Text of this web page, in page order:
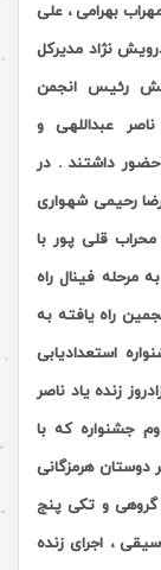
بهرامی ، علی
نژاد مدیرکل
رئیس انجمن
عبداللهی و
داشتند . در
رحیمی شهواری
گلزاری با 147/75 امتیاز ، محراب قلی پور با
بهرامی با 128/375 امتیاز به مرحله فینال راه
راه یافته به
استعدادیابی
زادروز زنده یاد ناصر
جشنواره که با
دوستان هرمزگانی
گروهی و تکی پنج
، اجرای زنده